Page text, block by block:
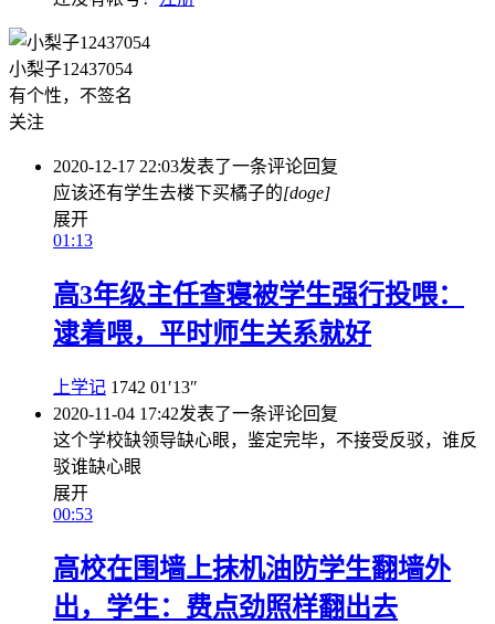
小梨子12437054
有个性，不签名
关注
2020-12-17 22:03发表了一条评论回复
应该还有学生去楼下买橘子的[doge]
展开
01:13
高3年级主任查寝被学生强行投喂：
逮着喂，平时师生关系就好
上学记 1742 01′13″
2020-11-04 17:42发表了一条评论回复
这个学校缺领导缺心眼，鉴定完毕，不接受反驳，谁反
驳谁缺心眼
展开
00:53
高校在围墙上抹机油防学生翻墙外
出，学生：费点劲照样翻出去